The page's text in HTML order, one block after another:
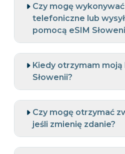
Czy mogę
telefoniczne lub
pomocą eSIM
Kiedy otrzymam
Słowenii?
Czy mogę otrzymać
jeśli zmienię zdanie?